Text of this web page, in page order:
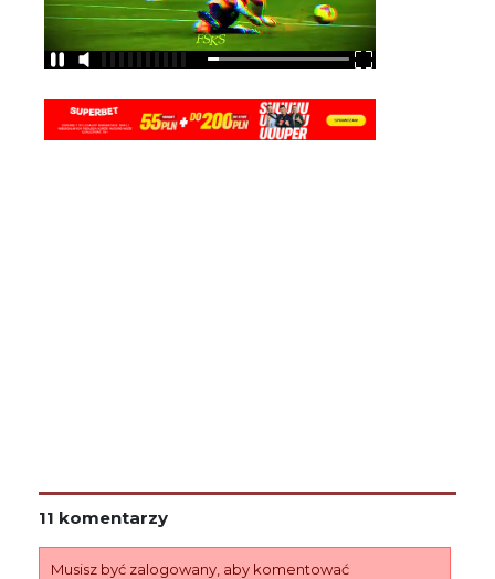
11 komentarzy
Musisz być zalogowany, aby komentować